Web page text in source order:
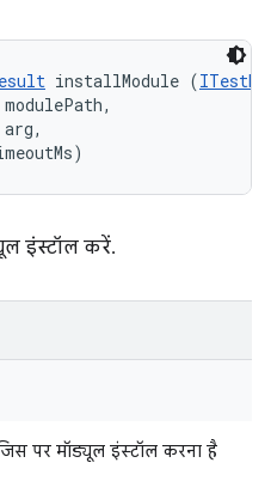
installModule (
इंस्टॉल करें.
पर मॉड्यूल इंस्टॉल करना है